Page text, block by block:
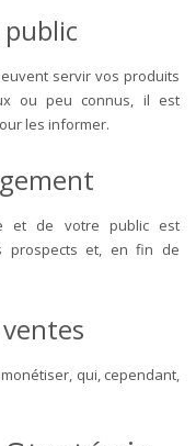
servir vos produits
ou peu connus, il est
les informer.
et de votre public est
prospects et, en fin de
monétiser, qui, cependant,